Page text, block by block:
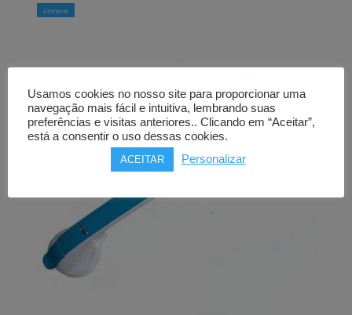
Comprar
Usamos cookies no nosso site para proporcionar uma
navegação mais fácil e intuitiva, lembrando suas
preferências e visitas anteriores.. Clicando em “Aceitar”,
está a consentir o uso dessas cookies.
ACEITAR Personalizar